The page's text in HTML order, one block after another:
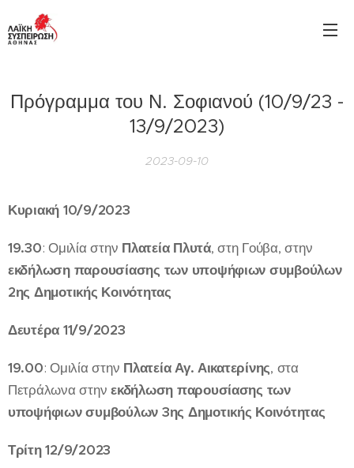
Πρόγραμμα του Ν. Σοφιανού (10/9/23 -
13/9/2023)
2023-09-10
Κυριακή 10/9/2023
19.30: Ομιλία στην Πλατεία Πλυτά, στη Γούβα, στην
εκδήλωση παρουσίασης των υποψήφιων συμβούλων
2ης Δημοτικής Κοινότητας
Δευτέρα 11/9/2023
19.00: Ομιλία στην Πλατεία Αγ. Αικατερίνης, στα
Πετράλωνα στηνεκδήλωση παρουσίασης των
υποψήφιων συμβούλων 3ης Δημοτικής Κοινότητας
Τρίτη 12/9/2023